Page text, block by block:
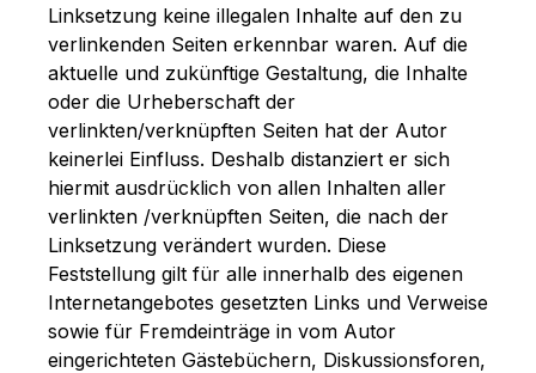
Linksetzung keine illegalen Inhalte auf den zu
verlinkenden Seiten erkennbar waren. Auf die
aktuelle und zukünftige Gestaltung, die Inhalte
oder die Urheberschaft der
verlinkten/verknüpften Seiten hat der Autor
keinerlei Einfluss. Deshalb distanziert er sich
hiermit ausdrücklich von allen Inhalten aller
verlinkten /verknüpften Seiten, die nach der
Linksetzung verändert wurden. Diese
Feststellung gilt für alle innerhalb des eigenen
Internetangebotes gesetzten Links und Verweise
sowie für Fremdeinträge in vom Autor
eingerichteten Gästebüchern, Diskussionsforen,